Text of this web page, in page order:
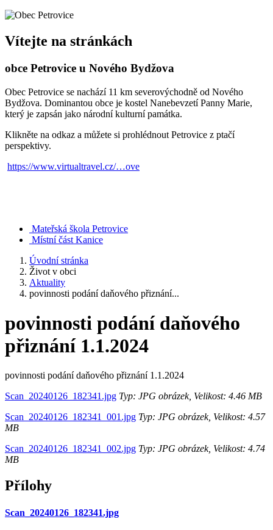
Vítejte na stránkách
obce Petrovice u Nového Bydžova
Obec Petrovice se nachází 11 km severovýchodně od Nového
Bydžova. Dominantou obce je kostel Nanebevzetí Panny Marie,
který je zapsán jako národní kulturní památka.
Klikněte na odkaz a můžete si prohlédnout Petrovice z ptačí
perspektivy.
https://www.virtualtravel.cz/…ove
Mateřská škola Petrovice
Místní část Kanice
Úvodní stránka
Život v obci
Aktuality
povinnosti podání daňového přiznání...
povinnosti podání daňového
přiznání 1.1.2024
povinnosti podání daňového přiznání 1.1.2024
Scan_20240126_182341.jpg Typ: JPG obrázek, Velikost: 4.46 MB
Scan_20240126_182341_001.jpg Typ: JPG obrázek, Velikost: 4.57
MB
Scan_20240126_182341_002.jpg Typ: JPG obrázek, Velikost: 4.74
MB
Přílohy
Scan_20240126_182341.jpg